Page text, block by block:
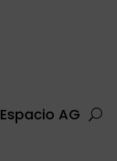
Espacio AG